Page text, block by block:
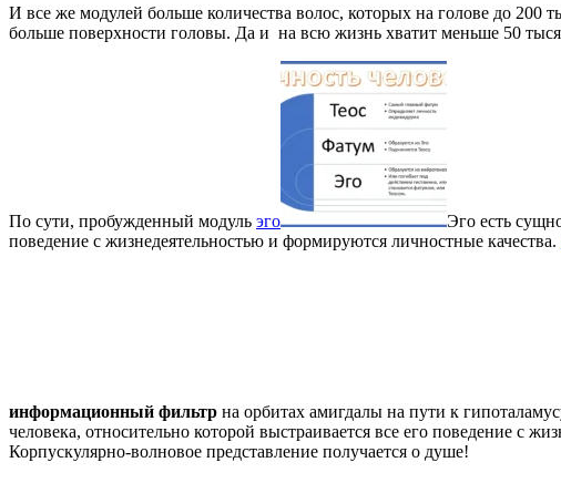
И все же модулей больше количества волос, которых на голове до 200
больше поверхности головы. Да и на всю жизнь хватит меньше 50
По сути, пробужденный модуль эго
Эго есть
поведение с жизнедеятельностью и формируются личностные качества.
информационный фильтр на орбитах амигдалы на пути к
человека, относительно которой выстраивается все его поведение с
Корпускулярно-волновое представление получается о душе!